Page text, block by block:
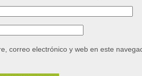
correo electrónico y web en este